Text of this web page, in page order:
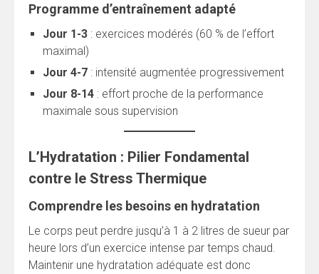
Programme d’entraînement adapté
Jour 1-3 : exercices modérés (60 % de l’effort
maximal)
Jour 4-7 : intensité augmentée progressivement
Jour 8-14 : effort proche de la performance
maximale sous supervision
L’Hydratation : Pilier Fondamental
contre le Stress Thermique
Comprendre les besoins en hydratation
Le corps peut perdre jusqu’à 1 à 2 litres de sueur par
heure lors d’un exercice intense par temps chaud.
Maintenir une hydratation adéquate est donc